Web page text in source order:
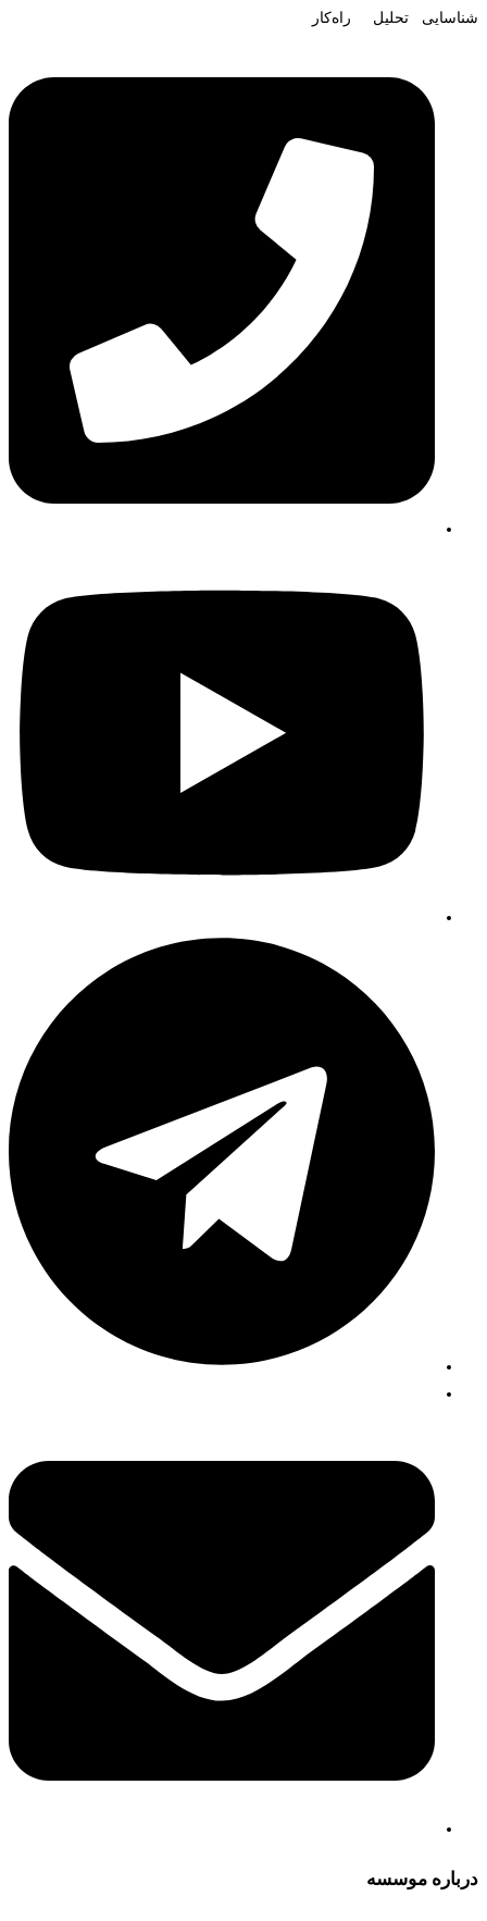
شناسایی تحلیل راه‌کار
درباره موسسه